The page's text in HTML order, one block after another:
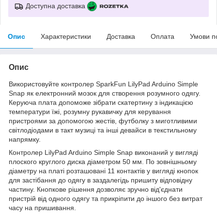
Доступна доставка
Опис Характеристики Доставка Оплата Умови
Опис
Використовуйте контролер SparkFun LilyPad Arduino Simple
Snap як електронний мозок для створення розумного одягу.
Керуюча плата допоможе зібрати скатертину з індикацією
температури їжі, розумну рукавичку для керування
пристроями за допомогою жестів, футболку з миготливими
світлодіодами в такт музиці та інші девайси в текстильному
напрямку.
Контролер LilyPad Arduino Simple Snap виконаний у вигляді
плоского круглого диска діаметром 50 мм. По зовнішньому
діаметру на платі розташовані 11 контактів у вигляді кнопок
для застібання до одягу в заздалегідь пришиту відповідну
частину. Кнопкове рішення дозволяє зручно від'єднати
пристрій від одного одягу та прикріпити до іншого без витрат
часу на пришивання.